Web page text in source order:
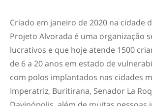
Criado em janeiro de 2020 na cidade
Projeto Alvorada é uma organização
lucrativos e que hoje atende 1500
de 6 a 20 anos em estado de
com polos implantados nas cidades
Imperatriz, Buritirana, Senador La